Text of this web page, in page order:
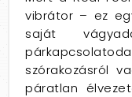
vibrátor – ez
saját
szórakozásról
páratlan